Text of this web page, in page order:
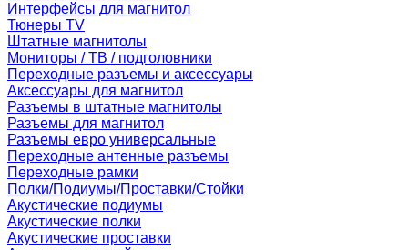
Интерфейсы для магнитол
Тюнеры TV
Штатные магнитолы
Мониторы / ТВ / подголовники
Переходные разъемы и аксессуары
Аксессуары для магнитол
Разъемы в штатные магнитолы
Разъемы для магнитол
Разъемы евро универсальные
Переходные антенные разъемы
Переходные рамки
Полки/Подиумы/Проставки/Стойки
Акустические подиумы
Акустические полки
Акустические проставки